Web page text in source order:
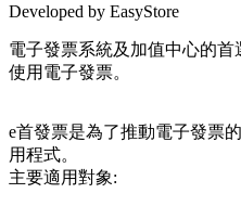
Developed by EasyStore
電子發票系統及加值中心的
使用電子發票。
e首發票是為了推動電子發票
用程式。
主要適用對象: